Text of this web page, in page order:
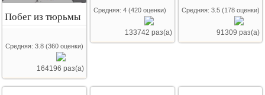
Побег из тюрьмы
Средняя:3.8 (360 оценки)
164196 раз(а)
Средняя: 4 (420оценки)
133742 раз(а)
Средняя: 3.5 (178оценки)
91309 раз(а)